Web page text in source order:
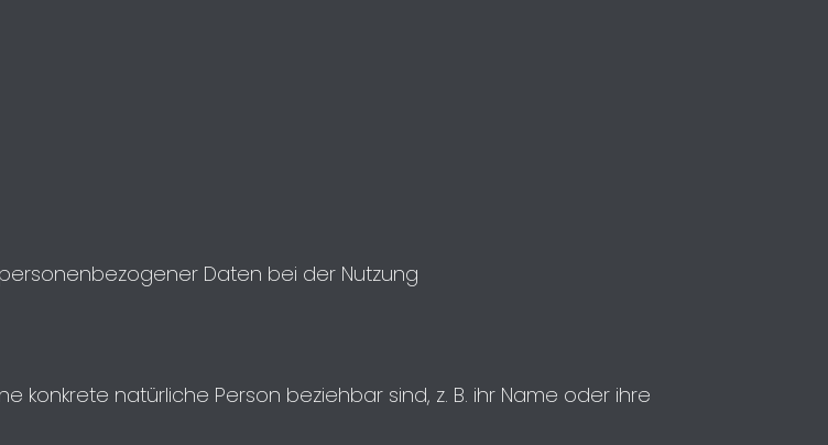
Daten bei der Nutzung
konkrete natürliche Person beziehbar sind, z. B. ihr Name oder ihre